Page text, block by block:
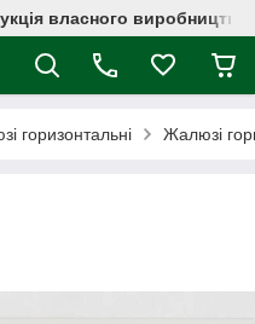
власного виробництва
горизонтальні Жалюзі